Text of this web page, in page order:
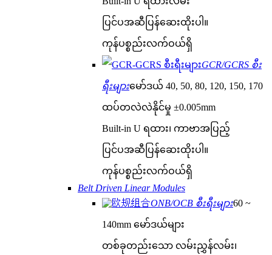
ပြင်ပအဆီပြန်ဆေးထိုးပါ။
ကုန်ပစ္စည်းလက်ဝယ်ရှိ
GCR/GCRS စီး
ရီးများမော်ဒယ် 40, 50, 80, 120, 150, 170
ထပ်တလဲလဲနိုင်မှု ±0.005mm
Built-in U ရထား၊ ကာဗာအပြည့်
ပြင်ပအဆီပြန်ဆေးထိုးပါ။
ကုန်ပစ္စည်းလက်ဝယ်ရှိ
Belt Driven Linear Modules
ONB/OCB စီးရီးများ60 ~
140mm မော်ဒယ်များ
တစ်ခုတည်းသော လမ်းညွှန်လမ်း၊